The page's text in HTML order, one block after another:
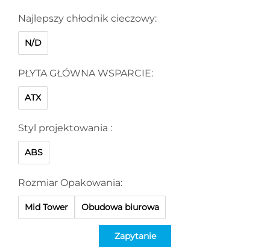
Najlepszy chłodnik cieczowy:
N/D
PŁYTA GŁÓWNA WSPARCIE:
ATX
Styl projektowania :
ABS
Rozmiar Opakowania:
Mid Tower Obudowa biurowa
Zapytanie